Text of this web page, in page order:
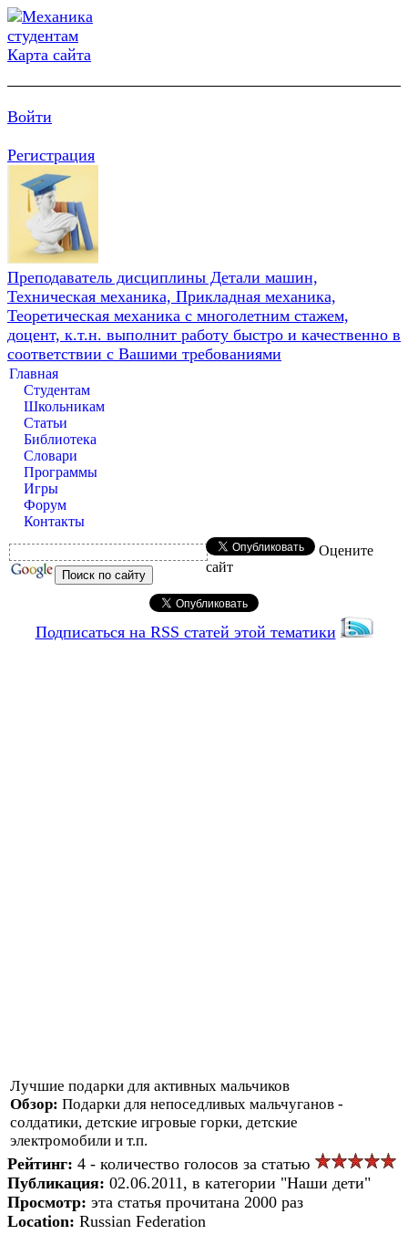
Карта сайта
Войти
Регистрация
Преподаватель дисциплины Детали машин,
Техническая механика, Прикладная механика,
Теоретическая механика с многолетним стажем,
доцент, к.т.н. выполнит работу быстро и качественно в
соответствии с Вашими требованиями
Главная
Студентам
Школьникам
Статьи
Библиотека
Словари
Программы
Игры
Форум
Контакты
Оцените
сайт
Подписаться на RSS статей этой тематики
Лучшие подарки для активных мальчиков
Обзор: Подарки для непоседливых мальчуганов -
солдатики, детские игровые горки, детские
электромобили и т.п.
Рейтинг: 4 - количество голосов за статью
Публикация: 02.06.2011, в категории "Наши дети"
Просмотр: эта статья прочитана 2000 раз
Location: Russian Federation